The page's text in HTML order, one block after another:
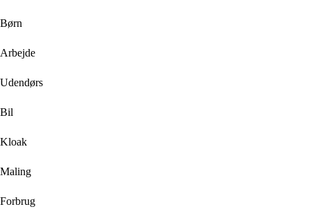
Børn
Arbejde
Udendørs
Bil
Kloak
Maling
Forbrug